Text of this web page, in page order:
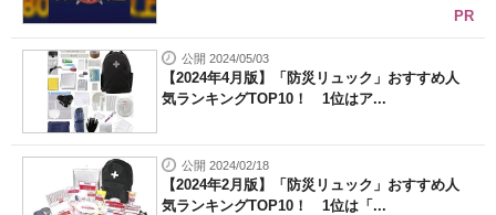
PR
公開 2024/05/03
【2024年4月版】「防災リュック」おすすめ人
気ランキングTOP10！ 1位はア...
公開 2024/02/18
【2024年2月版】「防災リュック」おすすめ人
気ランキングTOP10！ 1位は「...